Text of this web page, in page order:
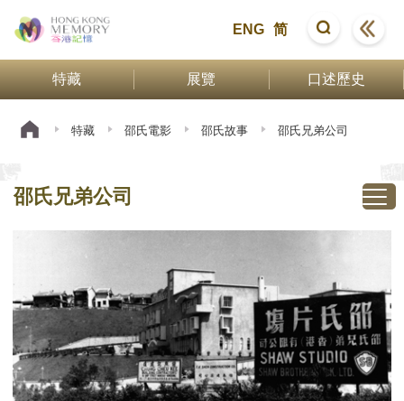
ENG 简
特藏 展覽 口述歷史
特藏 邵氏電影 邵氏故事 邵氏兄弟公司
邵氏兄弟公司